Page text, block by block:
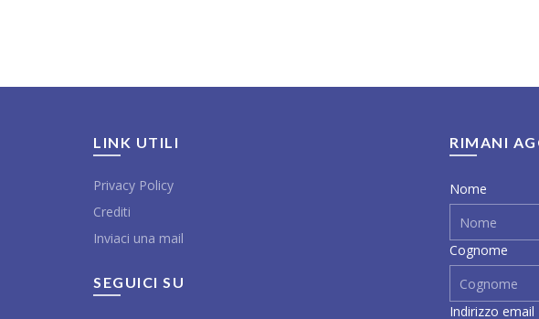
LINK UTILI
Privacy Policy
Crediti
Inviaci una mail
SEGUICI SU
RIMANI
Nome
Cognome
Indirizzo email